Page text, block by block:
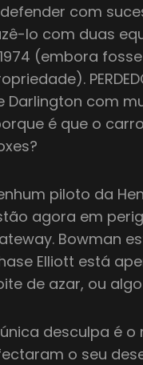
com
lo com duas
(embora
Darlington com
é que o
piloto da
agora em
Bowman
Elliott está
de azar, ou
desculpa é o
o seu